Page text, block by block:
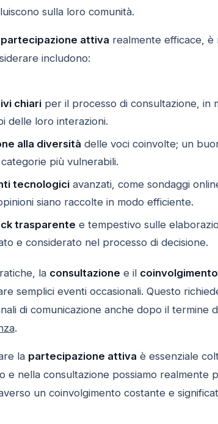
sulla loro comunità.
partecipazione attiva realmente efficace, è
includono:
chiariper il processo di consultazione, in
delle loro interazioni.
alla diversità delle voci coinvolte; un
più vulnerabili.
tecnologiciavanzati, come sondaggi
siano raccolte in modo efficiente.
trasparente e tempestivo sulle
e considerato nel processo di decisione.
la consultazione e il coinvolgimento
semplici eventi occasionali. Questo
di comunicazione anche dopo il termine
.
la partecipazione attiva è essenziale
e nella consultazione possiamo
un coinvolgimento costante e